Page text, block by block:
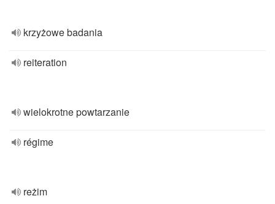
krzyżowe badania
reiteration
wielokrotne powtarzanie
régime
reżim